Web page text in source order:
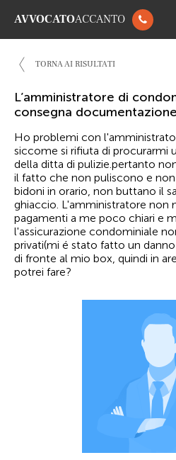
AVVOCATOACCANTO
TORNA AI RISULTATI
L’amministratore di
consegna
Ho problemi con
siccome si rifiuta di procurarmi
della ditta di pulizie.pertanto
il fatto che non puliscono e
bidoni in orario, non buttano il
ghiaccio. L'amministratore non
pagamenti a me poco chiari e
l'assicurazione condominiale
privati(mi é stato fatto un
di fronte al mio box, quindi in
potrei fare?